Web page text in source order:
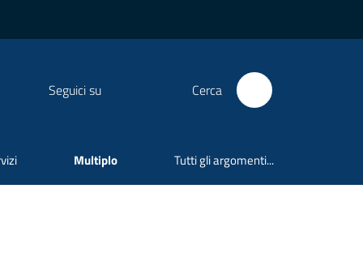
Seguici su Cerca
Multiplo Tutti gli argomenti...